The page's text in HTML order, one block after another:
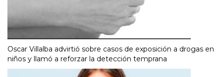
Oscar Villalba advirtió sobre casos de exposición a drogas en
niños y llamó a reforzar la detección temprana